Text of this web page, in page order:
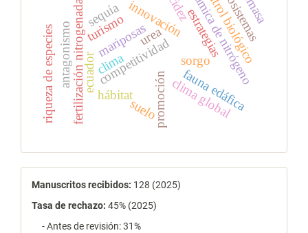
turismo
competitividad
promoción
estrategias
innovacióndinámica de nitrógeno
fertilización nitrogenada urea
sorgo
clima global
ecuador
hábitat
mariposas
fauna edáfica
sequía
suelo
control biológico
antagonismo
riqueza de especies
ecosistemas
clima
estadísticas
Manuscritos recibidos: 128 (2025)
Tasa de rechazo: 45% (2025)
- Antes de revisión: 31%